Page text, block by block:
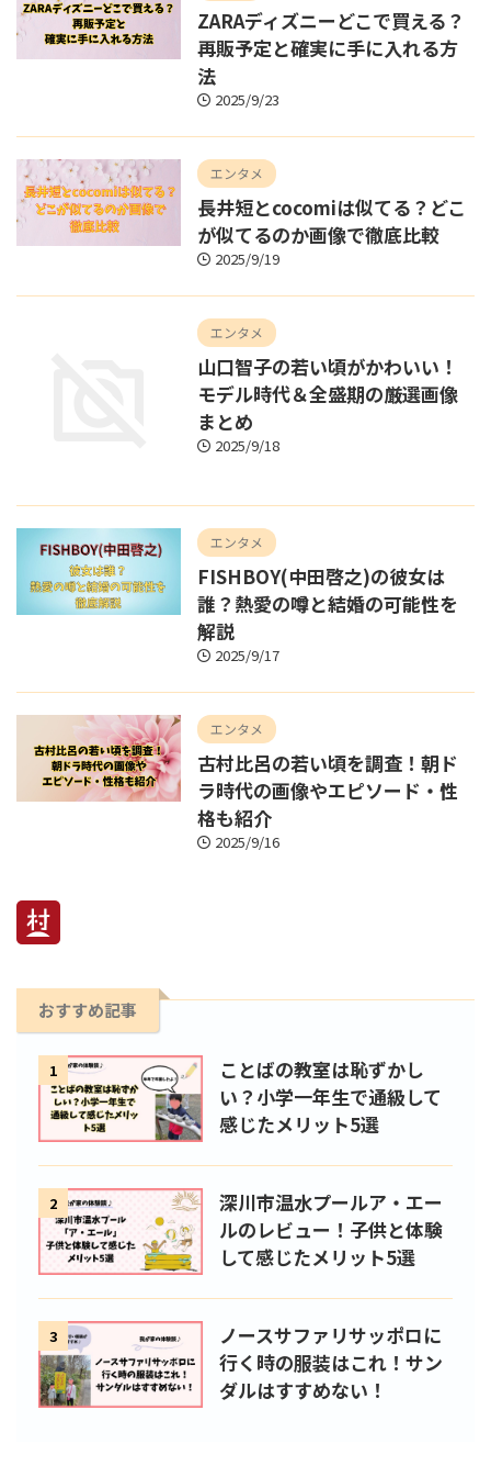
ZARAディズニーどこで買える？
再販予定と確実に手に入れる方
法
2025/9/23
エンタメ
長井短とcocomiは似てる？どこ
が似てるのか画像で徹底比較
2025/9/19
エンタメ
山口智子の若い頃がかわいい！
モデル時代＆全盛期の厳選画像
まとめ
2025/9/18
エンタメ
FISHBOY(中田啓之)の彼女は
誰？熱愛の噂と結婚の可能性を
解説
2025/9/17
エンタメ
古村比呂の若い頃を調査！朝ド
ラ時代の画像やエピソード・性
格も紹介
2025/9/16
おすすめ記事
1
ことばの教室は恥ずかし
い？小学一年生で通級して
感じたメリット5選
2
深川市温水プールア・エー
ルのレビュー！子供と体験
して感じたメリット5選
3
ノースサファリサッポロに
行く時の服装はこれ！サン
ダルはすすめない！